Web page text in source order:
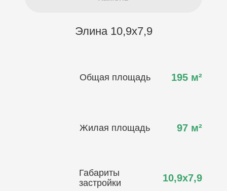
Элина 10,9х7,9
Общая площадь 195 м²
Жилая площадь 97 м²
Габариты
застройки
10,9х7,9